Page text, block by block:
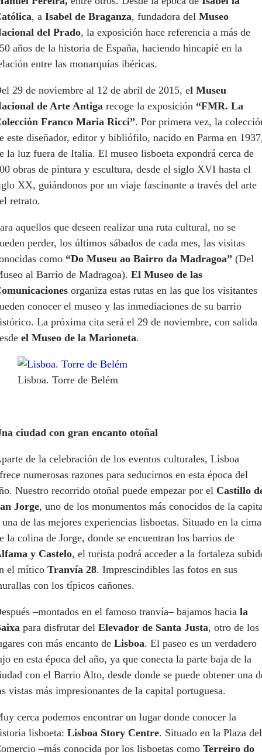
, a Isabel de Braganza, fundadora del Museo
del Prado, la exposición hace referencia a más de
años de la historia de España, haciendo hincapié en la
entre las monarquías ibéricas.
29 de noviembre al 12 de abril de 2015, el Museu
de Arte Antiga recoge la exposición “FMR. La
Franco Maria Ricci”. Por primera vez, la
este diseñador, editor y bibliófilo, nacido en Parma en
la luz fuera de Italia. El museo lisboeta expondrá cerca de
obras de pintura y escultura, desde el siglo XVI hasta el
XX, guiándonos por un viaje fascinante a través del arte
retrato.
aquellos que deseen realizar una ruta cultural, no se
perder, los últimos sábados de cada mes, las visitas
como “Do Museu ao Bairro da Madragoa” (Del
al Barrio de Madragoa). El Museo de las
organiza estas rutas en las que los visitantes
conocer el museo y las inmediaciones de su barrio
La próxima cita será el 29 de noviembre, con salida
el Museo de la Marioneta.
Lisboa. Torre de Belém
ciudad con gran encanto otoñal
de la celebración de los eventos culturales, Lisboa
numerosas razones para seducirnos en esta época del
Nuestro recorrido otoñal puede empezar por el Castillo
Jorge, uno de los monumentos más conocidos de la
de las mejores experiencias lisboetas. Situado en la cima
la colina de Jorge, donde se encuentran los barrios de
y Castelo, el turista podrá acceder a la fortaleza
el mítico Tranvía 28. Imprescindibles las fotos en sus
con los típicos cañones.
–montados en el famoso tranvía– bajamos hacia la
para disfrutar del Elevador de Santa Justa, otro de los
con más encanto de Lisboa. El paseo es un verdadero
en esta época del año, ya que conecta la parte baja de la
con el Barrio Alto, desde donde se puede obtener una
vistas más impresionantes de la capital portuguesa.
cerca podemos encontrar un lugar donde conocer la
lisboeta: Lisboa Story Centre. Situado en la Plaza del
–más conocida por los lisboetas como Terreiro do